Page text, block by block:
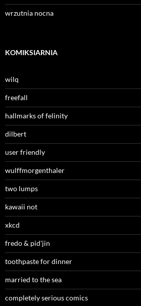
wrzutnia nocna
KOMIKSIARNIA
wilq
freefall
hallmarks of felinity
dilbert
user friendly
wulffmorgenthaler
two lumps
kawaii not
xkcd
fredo & pid'jin
toothpaste for dinner
married to the sea
completely serious comics